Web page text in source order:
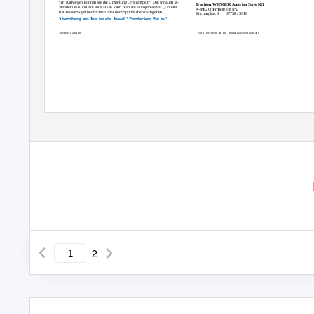
beschilderten Radwegen können sie die Umgebung „erstrampeln“. Die Innauen la-
den zum Wandern ein und am Innstausee kann man im Europareservat „Unterer
Inn“ vielerlei Wasservögel beobachten oder dem Sportﬁschen nachgehen.
Trachten WENGER Austrian Style KG
A-4982 Obernberg am Inn,
Kirchenplatz 3,
07758 / 3418
Obernberg am Inn ist ein Juwel ! Entdecken Sie es !
Blick auf Obernberg am Inn Burg Obernberg am Inn - Kunsthaus-Seminarhaus
2